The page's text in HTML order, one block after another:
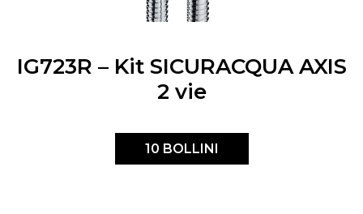
IG723R – Kit SICURACQUA AXIS
2 vie
10 BOLLINI